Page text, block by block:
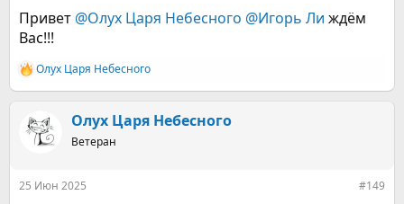
Привет @Олух Царя Небесного @Игорь Ли ждём
Вас!!!
Р
е
Олух Царя Небесного
Олух Царя Небесного
Ветеран
25 Июн 2025 #149